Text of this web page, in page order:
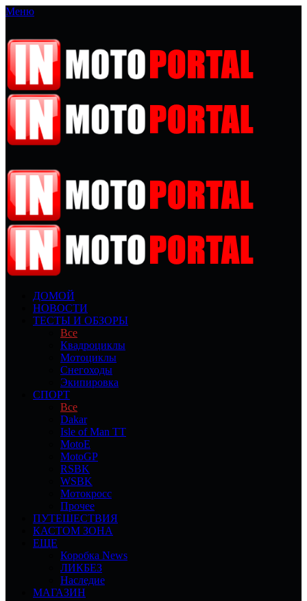
Меню
ДОМОЙ
НОВОСТИ
ТЕСТЫ И ОБЗОРЫ
Все
Квадроциклы
Мотоциклы
Снегоходы
Экипировка
СПОРТ
Все
Dakar
Isle of Man TT
MotoE
MotoGP
RSBK
WSBK
Мотокросс
Прочее
ПУТЕШЕСТВИЯ
КАСТОМ ЗОНА
ЕЩЕ
Коробка News
ЛИКБЕЗ
Наследие
МАГАЗИН